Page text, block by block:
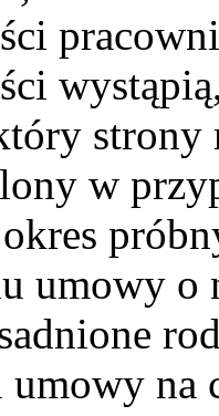
strony
w
umowy o
na